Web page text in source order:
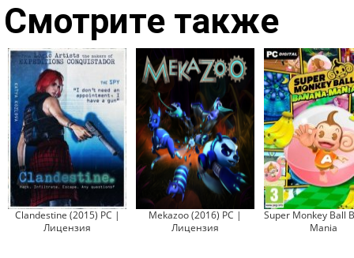
Смотрите также
Clandestine (2015) PC |
Лицензия
Mekazoo (2016) PC |
Лицензия
Super Monkey Ball
Mania